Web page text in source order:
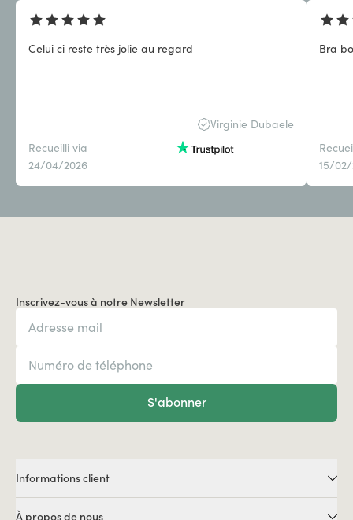
Celui ci reste très jolie au regard
Virginie Dubaele
Recueilli via
24/04/2026
Bra
15/
Inscrivez-vous à notre Newsletter
S'abonner
Informations client
À propos de nous